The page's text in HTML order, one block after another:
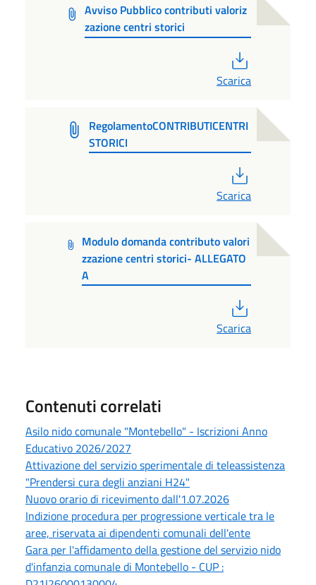
Avviso Pubblico contributi valoriz
zazione centri storici
Scarica
RegolamentoCONTRIBUTICENTRI
STORICI
Scarica
Modulo domanda contributo valori
zzazione centri storici- ALLEGATO
A
Scarica
Contenuti correlati
Asilo nido comunale "Montebello" - Iscrizioni Anno
Educativo 2026/2027
Attivazione del servizio sperimentale di teleassistenza
"Prendersi cura degli anziani H24"
Nuovo orario di ricevimento dall'1.07.2026
Indizione procedura per progressione verticale tra le
aree, riservata ai dipendenti comunali dell'ente
Gara per l'affidamento della gestione del servizio nido
d'infanzia comunale di Montebello - CUP :